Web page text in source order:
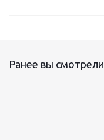
Ранее вы смотрели